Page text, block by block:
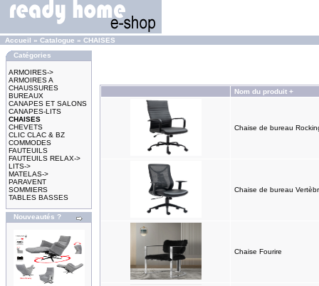
Accueil » Catalogue » CHAISES
Catégories
ARMOIRES->
ARMOIRES A
CHAUSSURES
BUREAUX
CANAPES ET SALONS
CANAPES-LITS
CHAISES
CHEVETS
CLIC CLAC & BZ
COMMODES
FAUTEUILS
FAUTEUILS RELAX->
LITS->
MATELAS->
PARAVENT
SOMMIERS
TABLES BASSES
Nouveautés ?
Nom du produit +
Chaise de bureau
Chaise de bureau
Chaise Fourire